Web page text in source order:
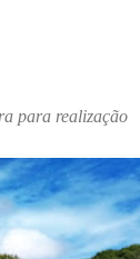
para realização